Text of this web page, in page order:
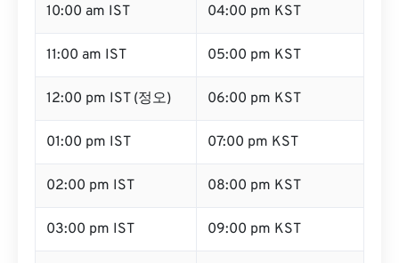
10:00 am IST 04:00 pm KST
11:00 am IST 05:00 pm KST
12:00 pm IST (정오) 06:00 pm KST
01:00 pm IST 07:00 pm KST
02:00 pm IST 08:00 pm KST
03:00 pm IST 09:00 pm KST